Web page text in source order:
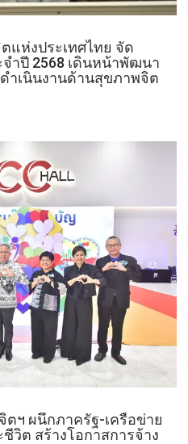
แห่งประเทศไทย จัด
ำปี 2568 เดินหน้าพัฒนา
ำเนินงานด้านสุขภาพจิต
ตฯ ผนึกภาครัฐ-เครือข่าย
วิต สร้างโอกาสการจ้าง